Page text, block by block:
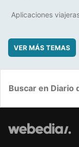
Aplicaciones
VER MÁS TEMAS